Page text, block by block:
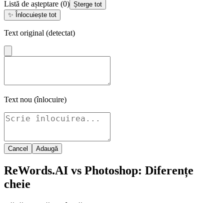
Listă de așteptare (0) Șterge tot
✨ Înlocuiește tot
Text original (detectat)
Text nou (înlocuire)
Cancel Adaugă
ReWords.AI vs Photoshop: Diferențe
cheie